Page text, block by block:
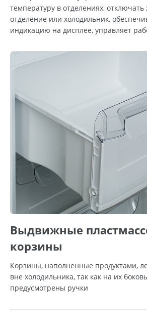
температуру в отделениях, отключать
отделение или холодильник,
индикацию на дисплее, управляет
Выдвижные
корзины
Корзины, наполненные продуктами,
вне холодильника, так как на их
предусмотрены ручки